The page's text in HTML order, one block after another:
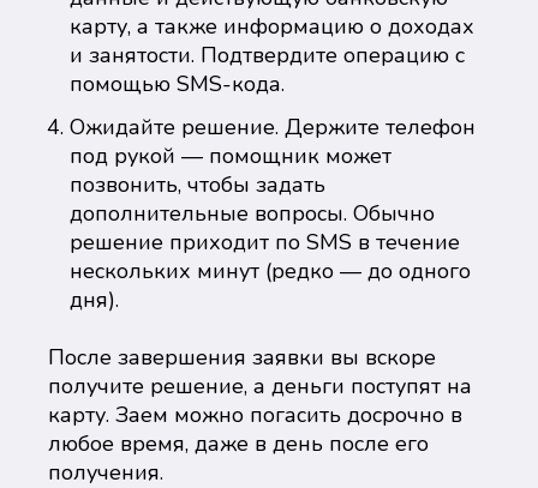
карту, а также информацию о доходах
и занятости. Подтвердите операцию с
помощью SMS-кода.
Ожидайте решение. Держите телефон
под рукой — помощник может
позвонить, чтобы задать
дополнительные вопросы. Обычно
решение приходит по SMS в течение
нескольких минут (редко — до одного
дня).
После завершения заявки вы вскоре
получите решение, а деньги поступят на
карту. Заем можно погасить досрочно в
любое время, даже в день после его
получения.